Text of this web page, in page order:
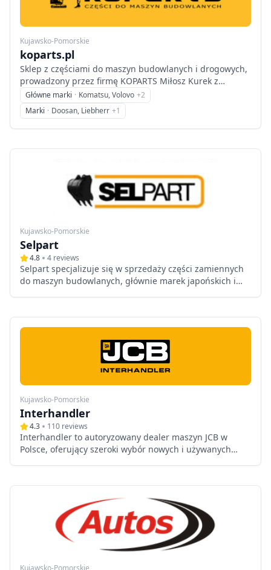
Kujawsko-Pomorskie
koparts.pl
Sklep z częściami do maszyn budowlanych i drogowych,
prowadzony przez firmę KOPARTS Miłosz Kurek z
Głogowa. Oferta obejmuje części zamienne do koparek,
ładowarek, wozideł, walców, rozściełaczy i frezarek.
Główne marki · Komatsu, Volovo +2
Marki · Doosan, Liebherr +1
Kujawsko-Pomorskie
Selpart
4.8 4 reviews
Selpart specjalizuje się w sprzedaży części zamiennych
do maszyn budowlanych, głównie marek japońskich i
obsługą techniczną.
Kujawsko-Pomorskie
Interhandler
4.3 110 reviews
Interhandler to autoryzowany dealer maszyn JCB w
Polsce, oferujący szeroki wybór nowych i używanych
zamiennych oraz usługi wynajmu sprzętu.
Kujawsko-Pomorskie